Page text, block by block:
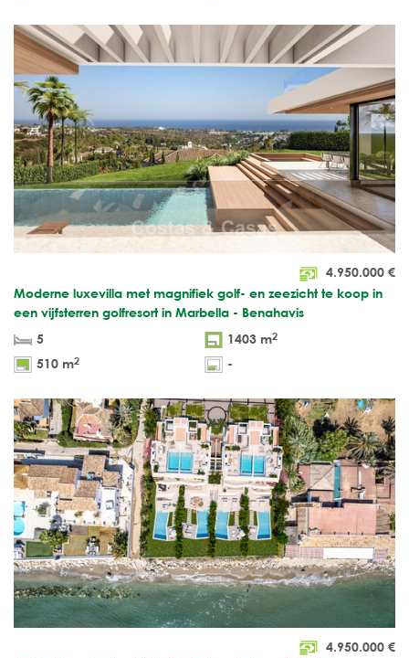
4.950.000 €
Moderne luxevilla met magnifiek golf- en zeezicht te koop in
een vijfsterren golfresort in Marbella - Benahavis
5
1403 m2
510 m2 -
4.950.000 €